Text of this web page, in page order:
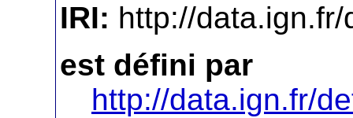
IRI: http://
est défini par
http://data.ign.fr/